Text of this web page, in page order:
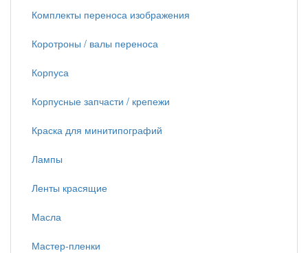
Комплекты переноса изображения
Коротроны / валы переноса
Корпуса
Корпусные запчасти / крепежи
Краска для минитипографий
Лампы
Ленты красящие
Масла
Мастер-пленки